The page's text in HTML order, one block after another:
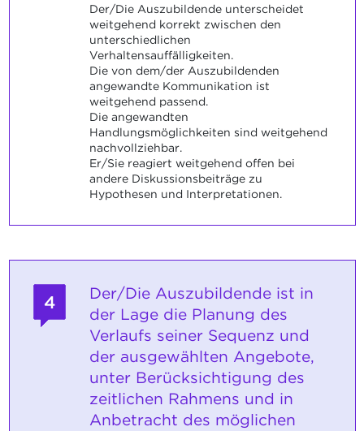
Der/Die Auszubildende unterscheidet
weitgehend korrekt zwischen den
unterschiedlichen
Verhaltensauffälligkeiten.
Die von dem/der Auszubildenden
angewandte Kommunikation ist
weitgehend passend.
Die angewandten
Handlungsmöglichkeiten sind weitgehend
nachvollziehbar.
Er/Sie reagiert weitgehend offen bei
andere Diskussionsbeiträge zu
Hypothesen und Interpretationen.
4
Der/Die Auszubildende ist in
der Lage die Planung des
Verlaufs seiner Sequenz und
der ausgewählten Angebote,
unter Berücksichtigung des
zeitlichen Rahmens und in
Anbetracht des möglichen